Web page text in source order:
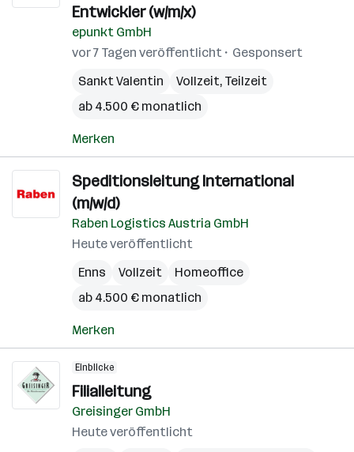
Entwickler (w/m/x)
epunkt GmbH
vor 7 Tagen veröffentlicht
Gesponsert
Sankt Valentin
Vollzeit, Teilzeit
ab 4.500 € monatlich
Merken
Speditionsleitung International
(m/w/d)
Raben Logistics Austria GmbH
Heute veröffentlicht
Enns
Vollzeit
Homeoffice
ab 4.500 € monatlich
Merken
Einblicke
Filialleitung
Greisinger GmbH
Heute veröffentlicht